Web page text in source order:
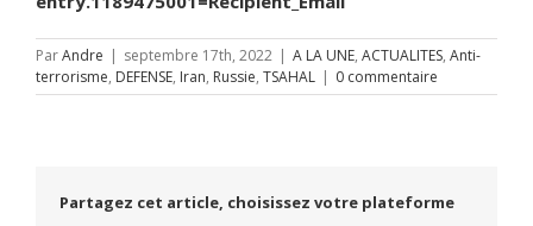
ParAndre | septembre 17th, 2022 | A LA UNE, ACTUALITES, Anti-
terrorisme, DEFENSE, Iran, Russie, TSAHAL | 0 commentaire
Partagez cet article, choisissez votre plateforme